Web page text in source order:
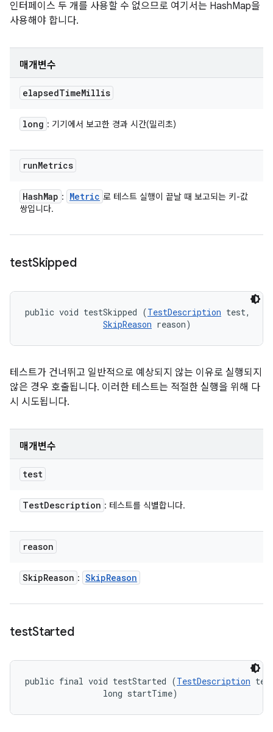
인터페이스 두 개를 사용할 수 없으므로 여기서는 HashMap을
사용해야 합니다.
매개변수
elapsedTimeMillis
long : 기기에서 보고한 경과 시간(밀리초)
runMetrics
HashMap : Metric 로 테스트 실행이 끝날 때 보고되는 키-값
쌍입니다.
testSkipped
public void testSkipped (TestDescription test,
SkipReason reason)
테스트가 건너뛰고 일반적으로 예상되지 않는 이유로 실행되지
않은 경우 호출됩니다. 이러한 테스트는 적절한 실행을 위해 다
시 시도됩니다.
매개변수
test
TestDescription : 테스트를 식별합니다.
reason
SkipReason : SkipReason
testStarted
public final void testStarted (TestDescription
                long startTime)